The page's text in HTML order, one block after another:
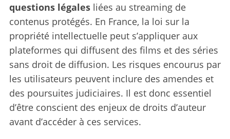
questions légalesliées au streaming de
contenus protégés. En France, la loi sur la
propriété intellectuelle peut s’appliquer aux
plateformes qui diffusent des films et des séries
sans droit de diffusion. Les risques encourus par
les utilisateurs peuvent inclure des amendes et
des poursuites judiciaires. Il est donc essentiel
d’être conscient des enjeux de droits d’auteur
avant d’accéder à ces services.